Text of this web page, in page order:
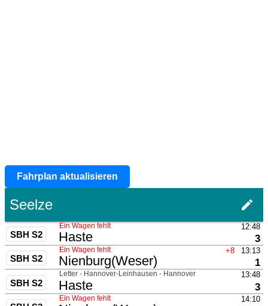
Fahrplan aktualisieren